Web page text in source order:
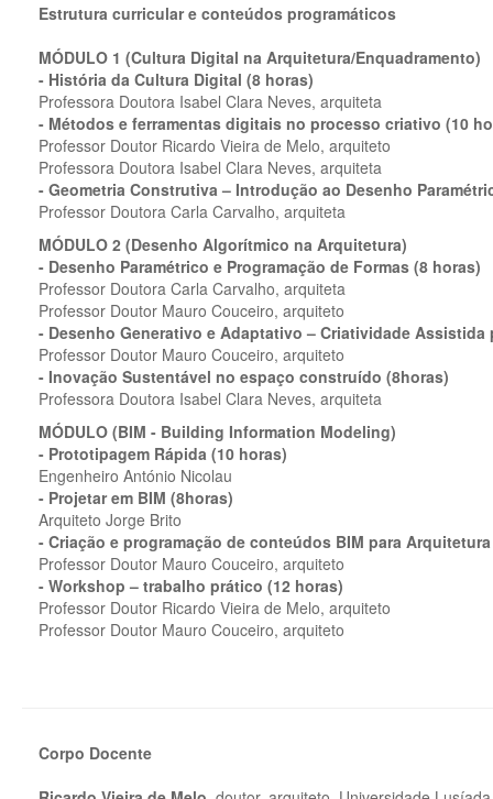
Estrutura curricular e conteúdos programáticos
MÓDULO 1 (Cultura Digital na Arquitetura/Enquadramento)
- História da Cultura Digital (8 horas)
Professora Doutora Isabel Clara Neves, arquiteta
- Métodos e ferramentas digitais no processo criativo (10
Professor Doutor Ricardo Vieira de Melo, arquiteto
Professora Doutora Isabel Clara Neves, arquiteta
- Geometria Construtiva – Introdução ao Desenho
Professor Doutora Carla Carvalho, arquiteta
MÓDULO 2 (Desenho Algorítmico na Arquitetura)
- Desenho Paramétrico e Programação de Formas (8 horas)
Professor Doutora Carla Carvalho, arquiteta
Professor Doutor Mauro Couceiro, arquiteto
- Desenho Generativo e Adaptativo – Criatividade Assistida
Professor Doutor Mauro Couceiro, arquiteto
- Inovação Sustentável no espaço construído (8horas)
Professora Doutora Isabel Clara Neves, arquiteta
MÓDULO (BIM - Building Information Modeling)
- Prototipagem Rápida (10 horas)
Engenheiro António Nicolau
- Projetar em BIM (8horas)
Arquiteto Jorge Brito
- Criação e programação de conteúdos BIM para
Professor Doutor Mauro Couceiro, arquiteto
- Workshop – trabalho prático (12 horas)
Professor Doutor Ricardo Vieira de Melo, arquiteto
Professor Doutor Mauro Couceiro, arquiteto
Corpo Docente